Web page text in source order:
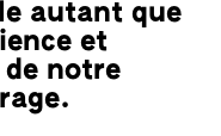
autant que
et
notre